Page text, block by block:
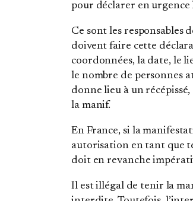
pour déclarer en
Ce sont les responsables
doivent faire cette
coordonnées, la date, le
le nombre de personnes
donne lieu à un
la manif.
En France, si la
autorisation en tant que
doit en revanche
Il est illégal de tenir la